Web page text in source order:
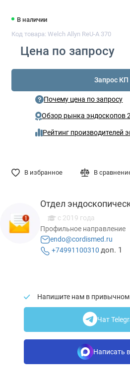
В наличии
Код товара: Welch Allyn ReU-A 370
Цена по запросу
Запрос КП
Почему цена по запросу
Обзор рынка эндоскопов
Рейтинг производителей
В избранное В
Отдел
с 2019 года
Профильное направление
endo@cordismed.ru
+74991100310 доп. 1
Напишите нам в привычном
Чат
Написать